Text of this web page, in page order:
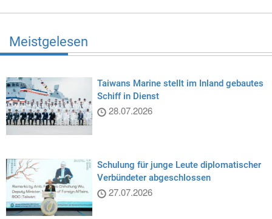
Meistgelesen
Taiwans Marine stellt im Inland gebautes
Schiff in Dienst
28.07.2026
Schulung für junge Leute diplomatischer
Verbündeter abgeschlossen
27.07.2026